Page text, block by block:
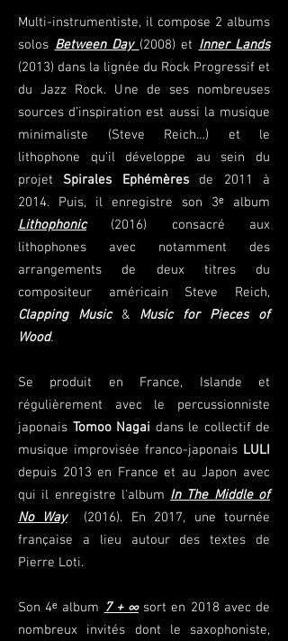
Multi-instrumentiste, il compose 2 albums
solos Between Day (2008) et Inner Lands
(2013) dans la lignée du Rock Progressif et
du Jazz Rock. Une de ses nombreuses
sources d’inspiration est aussi la musique
minimaliste (Steve Reich…) et le
lithophone qu’il développe au sein du
projet Spirales Ephémèresde 2011 à
2014. Puis, il enregistre son 3ᵉ album
Lithophonic
(2016) consacré aux
lithophones avec notamment des
arrangements de deux titres du
compositeur américain Steve Reich,
Clapping Music& Music for Pieces of
Wood.
Se produit en France, Islande et
régulièrement avec le percussionniste
japonais Tomoo Nagai dans le collectif de
musique improvisée franco-japonais LULI
depuis 2013 en France et au Japon avec
qui il enregistre l'album In The Middle of
No Way(2016). En 2017, une tournée
française a lieu autour des textes de
Pierre Loti.
Son 4ᵉ album 7 + ∞sort en 2018 avec de
nombreux invités dont le saxophoniste,